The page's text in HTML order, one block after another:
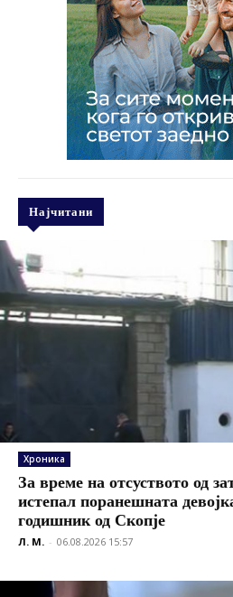
Најчитани
Хроника
За време на отсуството од
истепал поранешната
годишник од Скопје
Л. М. - 06.08.2026 15:57